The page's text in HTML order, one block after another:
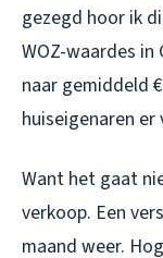
gezegd hoor ik
WOZ-waardes
naar gemiddeld
huiseigenaren er
Want het gaat
verkoop. Een
maand weer.